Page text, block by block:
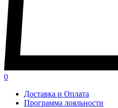
0
Доставка и Оплата
Программа лояльности